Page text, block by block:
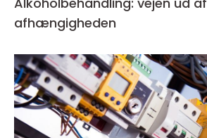
afhængigheden